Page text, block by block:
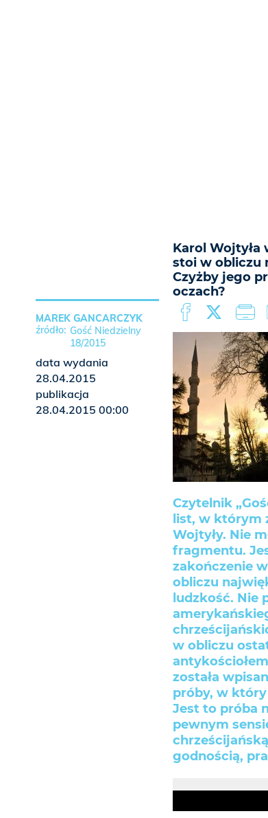
Karol Wojtyła
stoi w obliczu
Czyżby jego
oczach?
Czytelnik
list, w którym
Wojtyły. Nie
fragmentu.
zakończenie
obliczu
ludzkość. Nie
w obliczu
została
próby, w który
Jest to próba
pewnym
godnością,
MAREK GANCARCZYK
Gość Niedzielny
18/2015
data wydania
28.04.2015
publikacja
28.04.2015 00:00